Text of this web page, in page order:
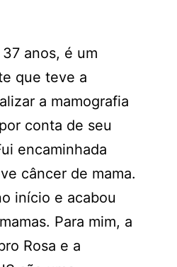
anos, é um
que teve a
a mamografia
conta de seu
encaminhada
câncer de mama.
início e acabou
Para mim, a
Rosa e a